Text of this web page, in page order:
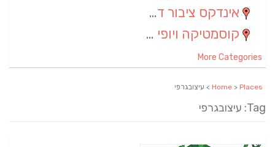
אינדקס ציבור דתי
קוסמטיקה ויופי (4)
More Categories
Home > Places > עיצובגרפי
Tag: עיצובגרפי